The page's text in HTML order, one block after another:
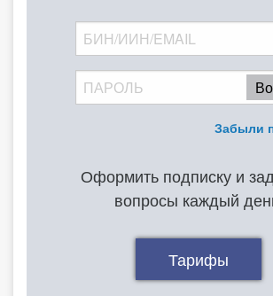
Забыли
Оформить подписку и
вопросы каждый
Тарифы